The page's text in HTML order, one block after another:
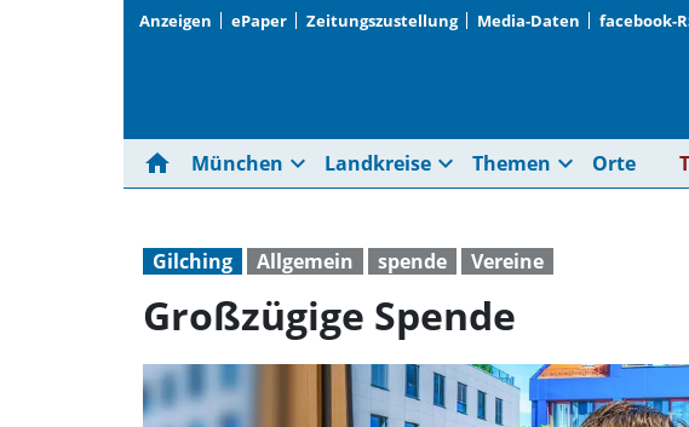
Anzeigen ePaper Zeitungszustellung Media-Daten facebook-
home München expand_more Landkreise expand_more Themen expand_more Orte
Gilching Allgemein spende Vereine
Großzügige Spende